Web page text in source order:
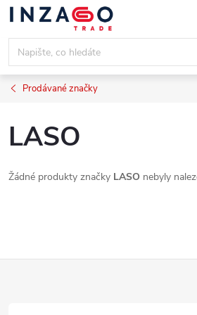
Přejít
obsah
Prodávané značky
LASO
Žádné produkty značky LASO nebyly